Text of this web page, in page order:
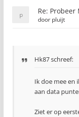
Re:
door pluijt
Hk87schreef:
Ik doe mee en
aan data
Ziet er op